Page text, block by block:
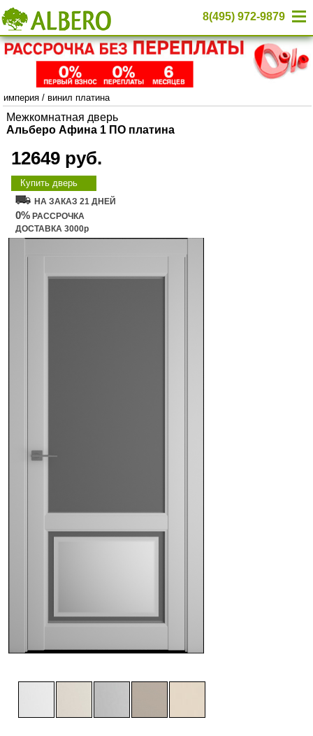
8(495) 972-9879
империя / винил платина
Межкомнатная дверь
Альберо Афина 1 ПО платина
12649 руб.
Купить дверь
НА ЗАКАЗ 21 ДНЕЙ
0% РАССРОЧКА
ДОСТАВКА 3000р